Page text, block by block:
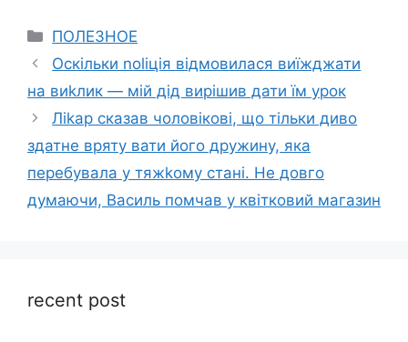
Categories
ПОЛЕЗНОЕ
Оскільки nоlіція відмовилася виїжджати
на виkлик — мій дід вирішив дати їм урок
Ліkар сказав чоловікові, що тільки диво
здатне вряту вати його дружину, яка
перебувала у тяжkому стані. Не довго
думаючи, Василь помчав у квітковий магазин
recent post